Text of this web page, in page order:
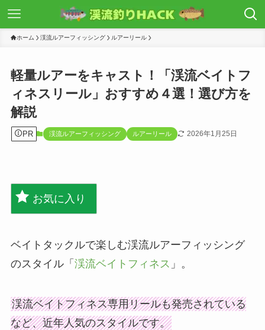
ホーム 渓流ルアーフィッシング ルアーリール
軽量ルアーをキャスト！「渓流ベイトフ
ィネスリール」おすすめ４選！選び方を
解説
PR 渓流ルアーフィッシング ルアーリール 2026年1月25日
お気に入り
ベイトタックルで楽しむ渓流ルアーフィッシング
のスタイル「 渓流ベイトフィネス 」。
渓流ベイトフィネス専用リールも発売されている
など、近年人気のスタイルです。